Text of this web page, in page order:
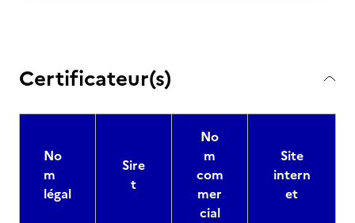
Certificateur(s)
No
m
légal
Sire
t
No
m
com
mer
cial
Site
intern
et